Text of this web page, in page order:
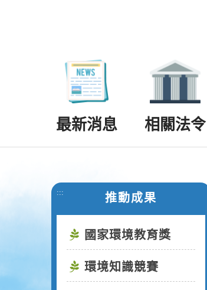
最新消息 相關法令
::: 推動成果
國家環境教育獎
環境知識競賽